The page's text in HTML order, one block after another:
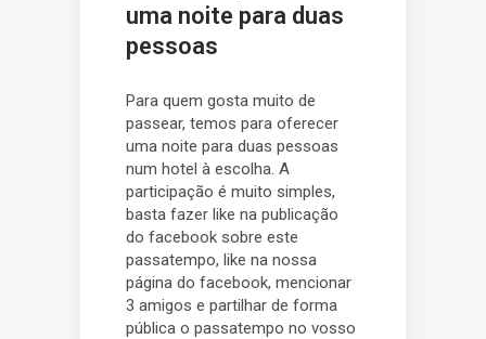
uma noite para duas
pessoas
Para quem gosta muito de
passear, temos para oferecer
uma noite para duas pessoas
num hotel à escolha. A
participação é muito simples,
basta fazer like na publicação
do facebook sobre este
passatempo, like na nossa
página do facebook, mencionar
3 amigos e partilhar de forma
pública o passatempo no vosso